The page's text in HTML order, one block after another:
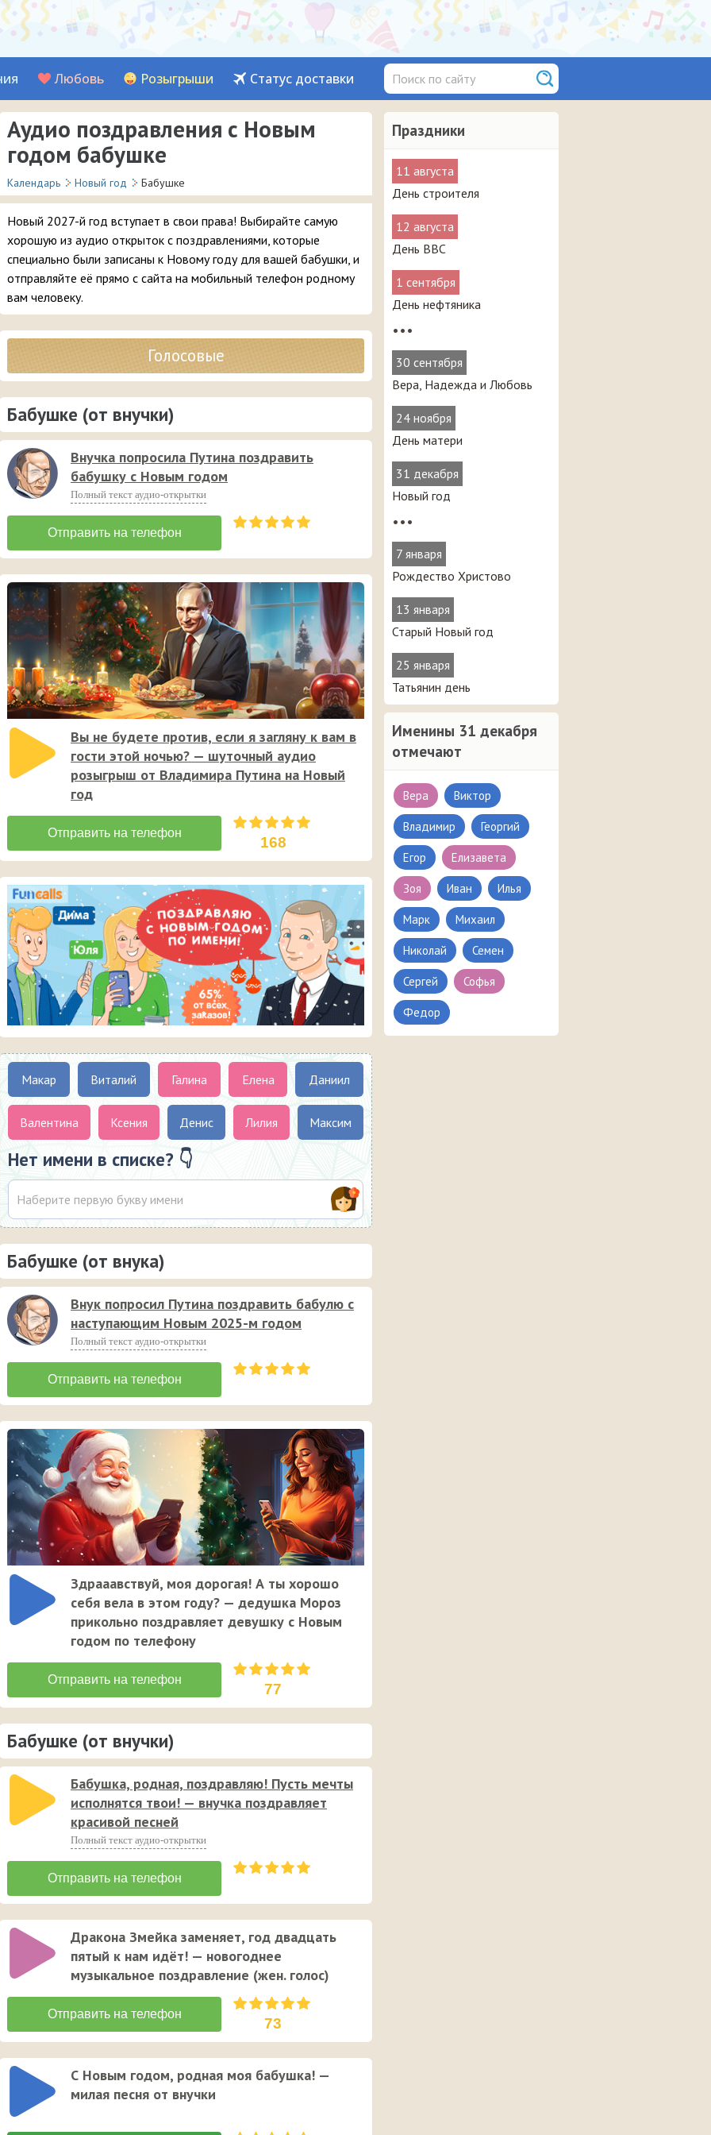
Любовь Розыгрыши Статус доставки
Праздники
11 августа
День строителя
12 августа
День ВВС
1 сентября
День нефтяника
•••
30 сентября
Вера, Надежда и Любовь
24 ноября
День матери
31 декабря
Новый год
•••
7 января
Рождество Христово
13 января
Старый Новый год
25 января
Татьянин день
Именины 31 декабря
отмечают
Вера Виктор
Владимир Георгий
Егор Елизавета
Зоя Иван Илья
Марк Михаил
Николай Семен
Сергей Софья
Федор
Аудио поздравления с Новым
годом бабушке
Календарь Новый год Бабушке
Новый 2027-й год вступает в свои права! Выбирайте самую
хорошую из аудио открыток с поздравлениями, которые
специально были записаны к Новому году для вашей бабушки, и
отправляйте её прямо с сайта на мобильный телефон родному
вам человеку.
Голосовые
Бабушке (от внучки)
Внучка попросила Путина поздравить
бабушку с Новым годом
Полный текст аудио-открытки
Вы не будете против, если я загляну к вам в
гости этой ночью? — шуточный аудио
розыгрыш от Владимира Путина на Новый
год
168
Макар Виталий Галина Елена Даниил
Валентина Ксения Денис Лилия Максим
Нет имени в списке? 👇
Бабушке (от внука)
Внук попросил Путина поздравить бабулю с
наступающим Новым 2025-м годом
Полный текст аудио-открытки
Здрааавствуй, моя дорогая! А ты хорошо
себя вела в этом году? — дедушка Мороз
прикольно поздравляет девушку с Новым
годом по телефону
77
Бабушке (от внучки)
Бабушка, родная, поздравляю! Пусть мечты
исполнятся твои! — внучка поздравляет
красивой песней
Полный текст аудио-открытки
Дракона Змейка заменяет, год двадцать
пятый к нам идёт! — новогоднее
музыкальное поздравление (жен. голос)
73
С Новым годом, родная моя бабушка! —
милая песня от внучки